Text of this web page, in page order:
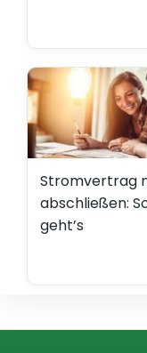
Stromvertrag
abschließen:
geht’s